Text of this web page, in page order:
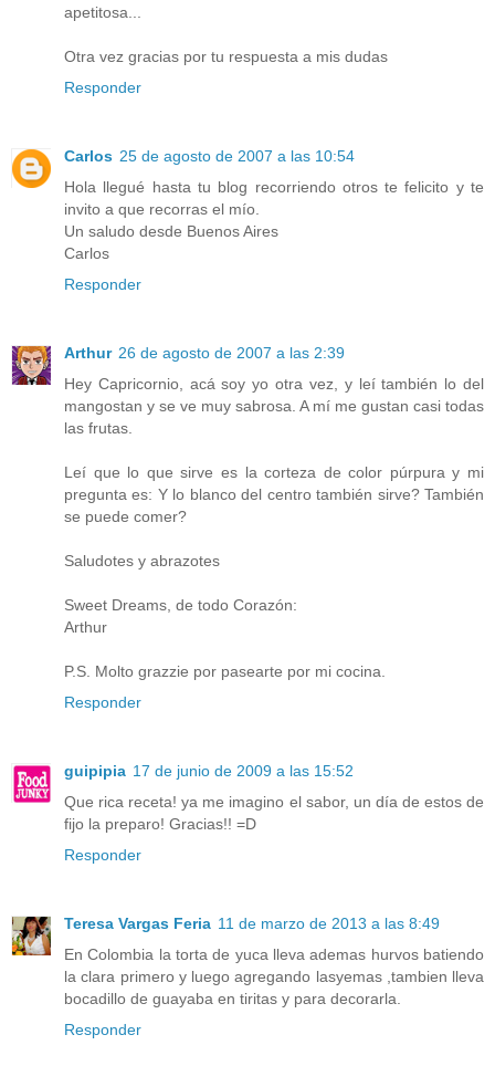
apetitosa...
Otra vez gracias por tu respuesta a mis dudas
Responder
Carlos 25 de agosto de 2007 a las 10:54
Hola llegué hasta tu blog recorriendo otros te felicito y te
invito a que recorras el mío.
Un saludo desde Buenos Aires
Carlos
Responder
Arthur 26 de agosto de 2007 a las 2:39
Hey Capricornio, acá soy yo otra vez, y leí también lo del
mangostan y se ve muy sabrosa. A mí me gustan casi todas
las frutas.
Leí que lo que sirve es la corteza de color púrpura y mi
pregunta es: Y lo blanco del centro también sirve? También
se puede comer?
Saludotes y abrazotes
Sweet Dreams, de todo Corazón:
Arthur
P.S. Molto grazzie por pasearte por mi cocina.
Responder
guipipia 17 de junio de 2009 a las 15:52
Que rica receta! ya me imagino el sabor, un día de estos de
fijo la preparo! Gracias!! =D
Responder
Teresa Vargas Feria 11 de marzo de 2013 a las 8:49
En Colombia la torta de yuca lleva ademas hurvos batiendo
la clara primero y luego agregando lasyemas ,tambien lleva
bocadillo de guayaba en tiritas y para decorarla.
Responder